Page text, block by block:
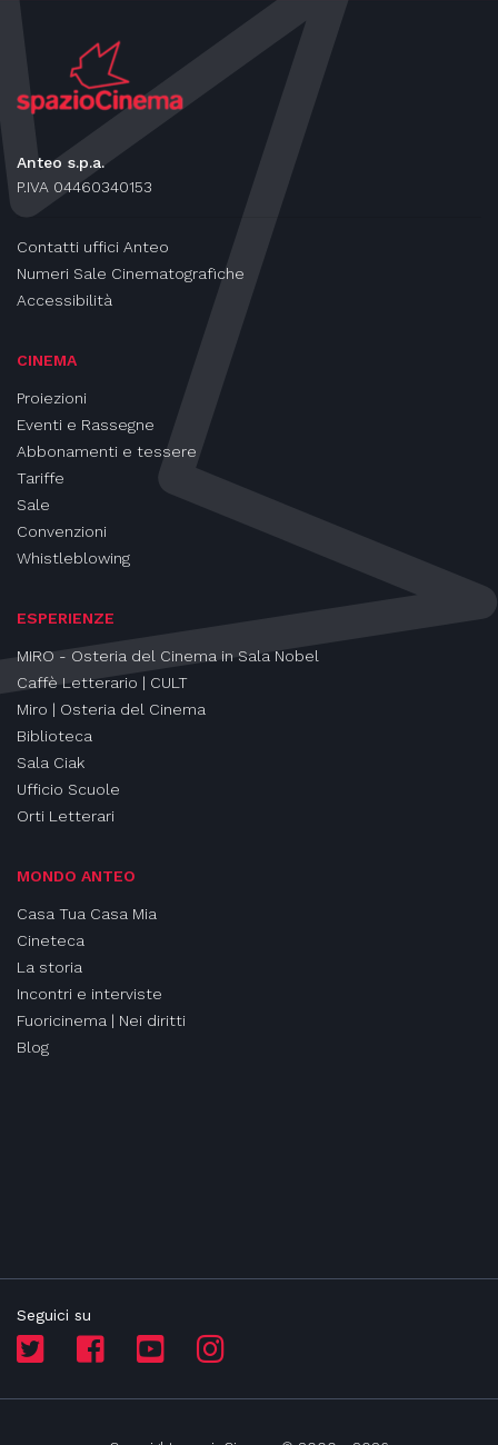
Anteo s.p.a.
P.IVA 04460340153
Contatti uffici Anteo
Numeri Sale Cinematografiche
Accessibilità
CINEMA
Proiezioni
Eventi e Rassegne
Abbonamenti e tessere
Tariffe
Sale
Convenzioni
Whistleblowing
ESPERIENZE
MIRO - Osteria del Cinema in Sala Nobel
Caffè Letterario | CULT
Miro | Osteria del Cinema
Biblioteca
Sala Ciak
Ufficio Scuole
Orti Letterari
MONDO ANTEO
Casa Tua Casa Mia
Cineteca
La storia
Incontri e interviste
Fuoricinema | Nei diritti
Blog
Seguici su